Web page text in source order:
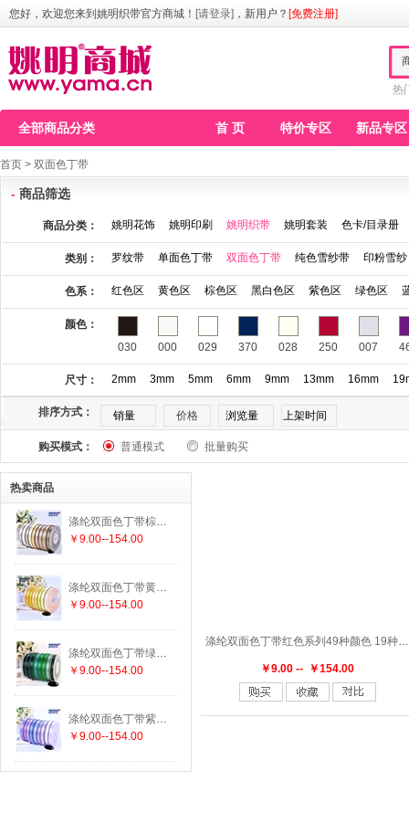
您好，欢迎您来到姚明织带官方商城！ [请登录] ，新用户？ [免费注册]
热
全部商品分类 首 页 特价专区 新品专区
首页 > 双面色丁带
- 商品筛选
商品分类： 姚明花饰 姚明印刷 姚明织带 姚明套装 色卡/目录册
类别： 罗纹带 单面色丁带 双面色丁带 纯色雪纱带 印粉雪纱
色系： 红色区 黄色区 棕色区 黑白色区 紫色区 绿色区
颜色：
030
000 029 370 028 250 007
115 123 141 146 148 149 150
169 174 175 176
447
552 556 563 564 565 566
625 640 645 650 660 662
尺寸： 2mm 3mm 5mm 6mm 9mm 13mm 16mm
排序方式： 销量 价格 浏览量 上架时间
购买模式： 普通模式 批量购买
涤纶双面色丁带红色系列49种颜色 19种尺寸
￥9.00 -- ￥154.00
热卖商品
涤纶双面色丁带棕色系列25种颜色 19种尺寸
￥9.00--154.00
涤纶双面色丁带黄色系列29种颜色 19种尺寸
￥9.00--154.00
涤纶双面色丁带绿色系列29种颜色 19种尺寸
￥9.00--154.00
涤纶双面色丁带紫色系列15种颜色 19种尺寸
￥9.00--154.00